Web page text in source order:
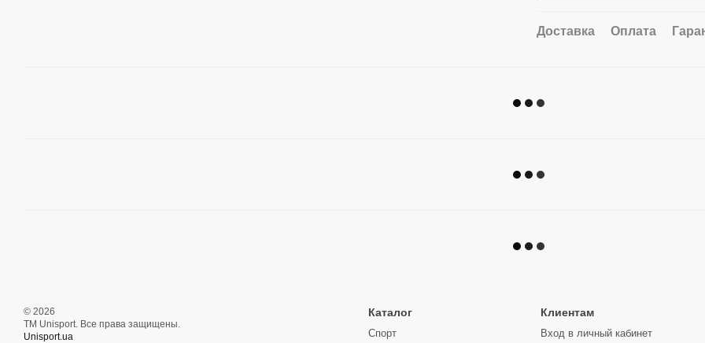
Доставка Оплата
© 2026
ТМ Unisport. Все права защищены.
Unisport.ua
Каталог
Спорт
Клиентам
Вход в личный кабинет